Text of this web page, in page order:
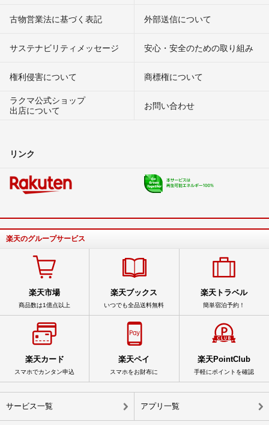
古物営業法に基づく表記 外部送信について
サステナビリティメッセージ 安心・安全のための取り組み
権利侵害について
商標権について
ラクマ公式ショップ
出店について
お問い合わせ
リンク
楽天のグループサービス
楽天市場
商品数は1億点以上
楽天ブックス
いつでも全品送料無料
楽天トラベル
簡単宿泊予約！
楽天カード
スマホでカンタン申込
楽天ペイ
スマホをお財布に
楽天PointClub
手軽にポイントを確認
サービス一覧 アプリ一覧